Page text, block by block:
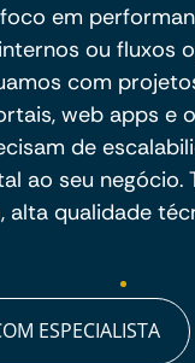
em
ou fluxos
com
web apps e
de
ao seu negócio.
qualidade
ESPECIALISTA